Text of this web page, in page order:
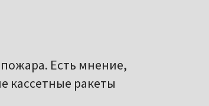
Есть мнение,
кассетные ракеты